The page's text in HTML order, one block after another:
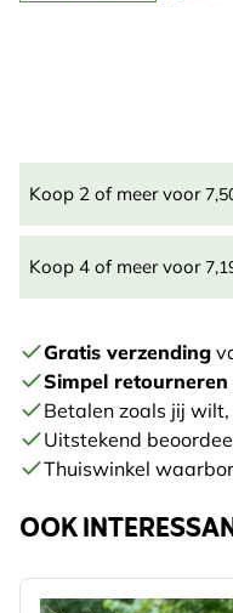
Koop 2 of meer voor
Koop 4 of meer voor
Gratis verzending
Simpel retourneren
Betalen zoals jij
Uitstekend
Thuiswinkel
OOK